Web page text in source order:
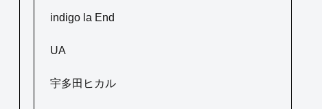
indigo la End
UA
宇多田ヒカル